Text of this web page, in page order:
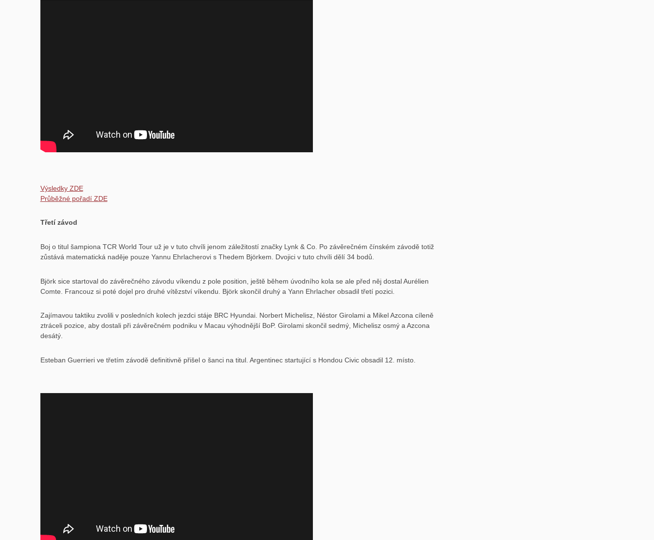
Výsledky ZDE
Průběžné pořadí ZDE
Třetí závod
Boj o titul šampiona TCR World Tour už je v tuto chvíli jenom záležitostí značky Lynk & Co. Po závěrečném čínském závodě totiž
zůstává matematická naděje pouze Yannu Ehrlacherovi s Thedem Björkem. Dvojici v tuto chvíli dělí 34 bodů.
Björk sice startoval do závěrečného závodu víkendu z pole position, ještě během úvodního kola se ale před něj dostal Aurélien
Comte. Francouz si poté dojel pro druhé vítězství víkendu. Björk skončil druhý a Yann Ehrlacher obsadil třetí pozici.
Zajímavou taktiku zvolili v posledních kolech jezdci stáje BRC Hyundai. Norbert Michelisz, Néstor Girolami a Mikel Azcona cíleně
ztráceli pozice, aby dostali při závěrečném podniku v Macau výhodnější BoP. Girolami skončil sedmý, Michelisz osmý a Azcona
desátý.
Esteban Guerrieri ve třetím závodě definitivně přišel o šanci na titul. Argentinec startující s Hondou Civic obsadil 12. místo.